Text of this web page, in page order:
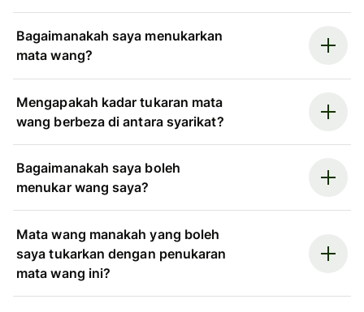
Bagaimanakah saya menukarkan
mata wang?
Mengapakah kadar tukaran mata
wang berbeza di antara syarikat?
Bagaimanakah saya boleh
menukar wang saya?
Mata wang manakah yang boleh
saya tukarkan dengan penukaran
mata wang ini?